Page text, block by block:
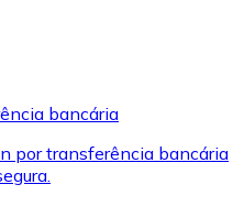
para comprar
bancária
por transferência bancária